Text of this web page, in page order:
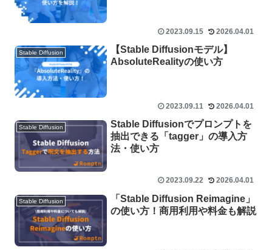
2023.09.15 2026.04.01
Stable Diffusion
【Stable Diffusionモデル】
AbsoluteRealityの使い方
2023.09.11 2026.04.01
Stable Diffusion
Stable Diffusionでプロンプトを
抽出できる「tagger」の導入方
法・使い方
2023.09.22 2026.04.01
Stable Diffusion
「Stable Diffusion Reimagine」
の使い方！商用利用や料金も解説